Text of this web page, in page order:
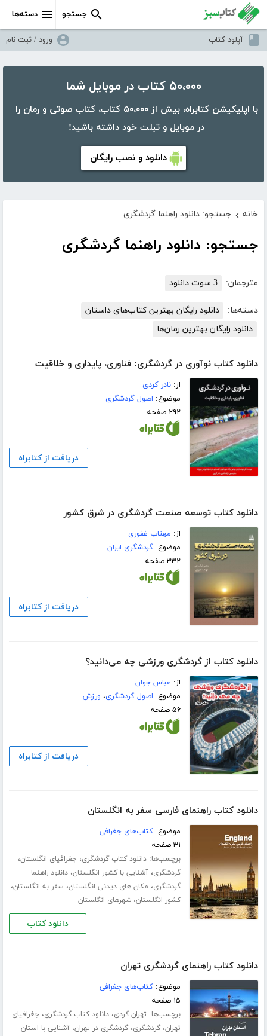
دسته‌ها جستجو
آپلود کتاب ورود / ثبت نام
۵۰،۰۰۰ کتاب در موبایل شما
با اپلیکیشن کتابراه، بیش از ۵۰،۰۰۰ کتاب، کتاب صوتی و رمان را
در موبایل و تبلت خود داشته باشید!
دانلود و نصب رایگان
خانه › جستجو: دانلود راهنما گردشگری
جستجو: دانلود راهنما گردشگری
مترجمان: 3 سوت دانلود
دسته‌ها:
دانلود رایگان بهترین کتاب‌های داستان
دانلود رایگان بهترین رمان‌ها
دانلود کتاب نوآوری در گردشگری: فناوری، پایداری و خلاقیت
از:نادر کردی
موضوع: اصول گردشگری
۲۹۲ صفحه
دریافت از کتابراه
دانلود کتاب توسعه صنعت گردشگری در شرق کشور
از: مهتاب غفوری
موضوع:گردشگری ایران
۳۳۲ صفحه
دریافت از کتابراه
دانلود کتاب از گردشگری ورزشی چه می‌دانید؟
از: عباس جوان
موضوع: اصول گردشگری، ورزش
۵۶ صفحه
دریافت از کتابراه
دانلود کتاب راهنمای فارسی سفر به انگلستان
موضوع:کتاب‌های جغرافی
۳۱ صفحه
برچسب‌ها:دانلود کتاب گردشگری، جغرافیای انگلستان،
گردشگری،آشنایی با کشور انگلستان،دانلود راهنما
گردشگری، مکان های دیدنی انگلستان، سفر به انگلستان،
کشور انگلستان،شهرهای انگلستان
دانلود کتاب
دانلود کتاب راهنمای گردشگری تهران
موضوع:کتاب‌های جغرافی
۱۵ صفحه
برچسب‌ها: تهران گردی،دانلود کتاب گردشگری، جغرافیای
تهران،گردشگری،گردشگری در تهران،آشنایی با استان